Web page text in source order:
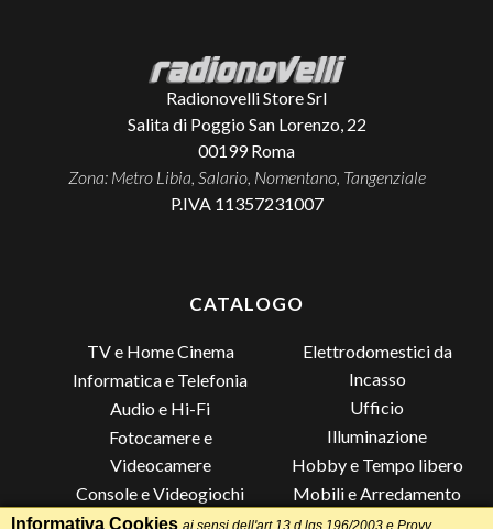
Radionovelli Store Srl
Salita di Poggio San Lorenzo, 22
00199 Roma
Zona: Metro Libia, Salario, Nomentano, Tangenziale
P.IVA 11357231007
CATALOGO
TV e Home Cinema
Informatica e Telefonia
Audio e Hi-Fi
Fotocamere e
Videocamere
Console e Videogiochi
Piccoli Elettrodomestici
Elettrodomestici da
Incasso
Ufficio
Illuminazione
Hobby e Tempo libero
Mobili e Arredamento
Lista di Nozze
Informativa Cookies ai sensi dell'art.13 d.lgs.196/2003 e Provv.